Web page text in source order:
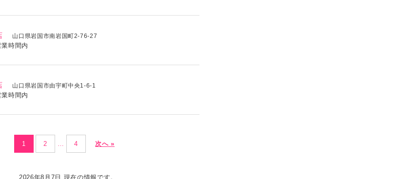
山口県岩国市南岩国町2-76-27
時間内
山口県岩国市由宇町中央1-6-1
時間内
1 2 … 4 次へ »
2026年8月7日 現在の情報です。